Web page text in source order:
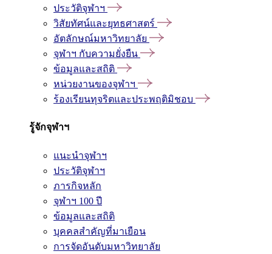
ประวัติจุฬาฯ
วิสัยทัศน์และยุทธศาสตร์
อัตลักษณ์มหาวิทยาลัย
จุฬาฯ กับความยั่งยืน
ข้อมูลและสถิติ
หน่วยงานของจุฬาฯ
ร้องเรียนทุจริตและประพฤติมิชอบ
รู้จักจุฬาฯ
แนะนำจุฬาฯ
ประวัติจุฬาฯ
ภารกิจหลัก
จุฬาฯ 100 ปี
ข้อมูลและสถิติ
บุคคลสำคัญที่มาเยือน
การจัดอันดับมหาวิทยาลัย